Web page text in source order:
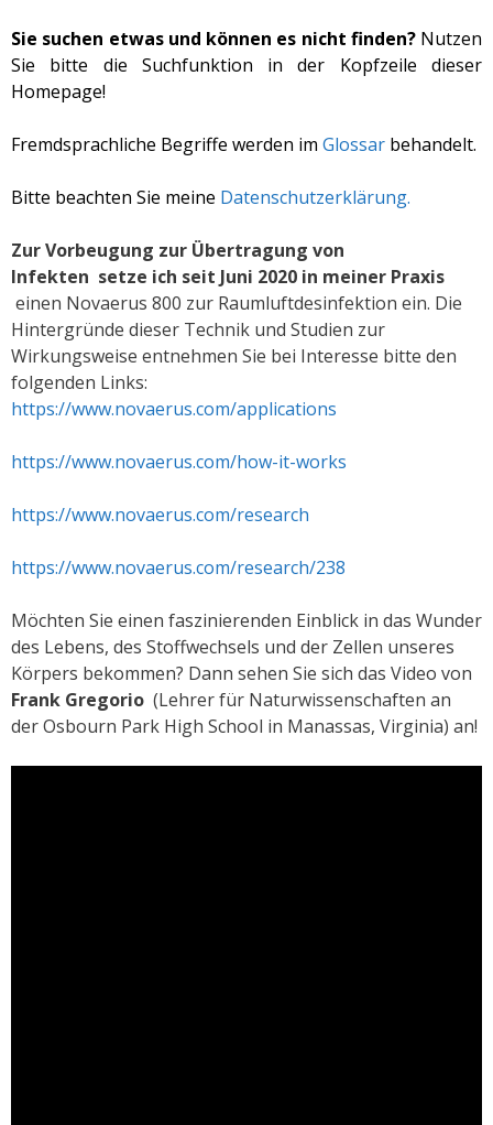
Sie suchen etwas und können es nicht finden?Nutzen
Sie bitte die Suchfunktion in der Kopfzeile dieser
Homepage!
Fremdsprachliche Begriffe werden im Glossar behandelt.
Bitte beachten Sie meine Datenschutzerklärung.
Zur Vorbeugung zur Übertragung von
Infekten setze ich seit Juni 2020 in meiner Praxis
einen Novaerus 800 zur Raumluftdesinfektion ein. Die
Hintergründe dieser Technik und Studien zur
Wirkungsweise entnehmen Sie bei Interesse bitte den
folgenden Links:
https://www.novaerus.com/applications
https://www.novaerus.com/how-it-works
https://www.novaerus.com/research
https://www.novaerus.com/research/238
Möchten Sie einen faszinierenden Einblick in das Wunder
des Lebens, des Stoffwechsels und der Zellen unseres
Körpers bekommen? Dann sehen Sie sich das Video von
Frank Gregorio (Lehrer für Naturwissenschaften an
der Osbourn Park High School in Manassas, Virginia) an!